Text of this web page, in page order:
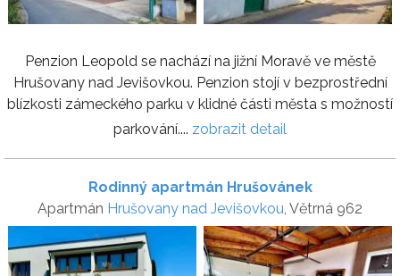
Penzion Leopold se nachází na jižní Moravě ve městě
Hrušovany nad Jevišovkou. Penzion stojí v bezprostřední
blízkosti zámeckého parku v klidné části města s možností
parkování.... zobrazit detail
Rodinný apartmán Hrušovánek
Apartmán Hrušovany nad Jevišovkou , Větrná 962